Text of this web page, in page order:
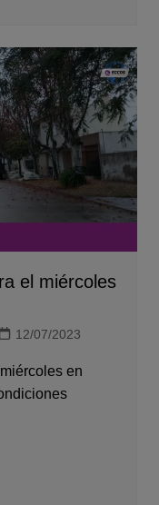
el miércoles
12/07/2023
en